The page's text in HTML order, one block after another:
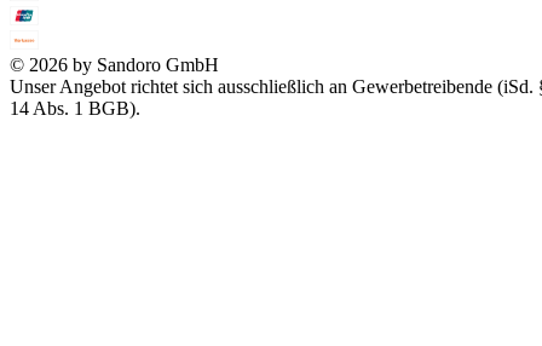
© 2026 by Sandoro GmbH
Unser Angebot richtet sich ausschließlich an Gewerbetreibende (iSd.
14 Abs. 1 BGB).